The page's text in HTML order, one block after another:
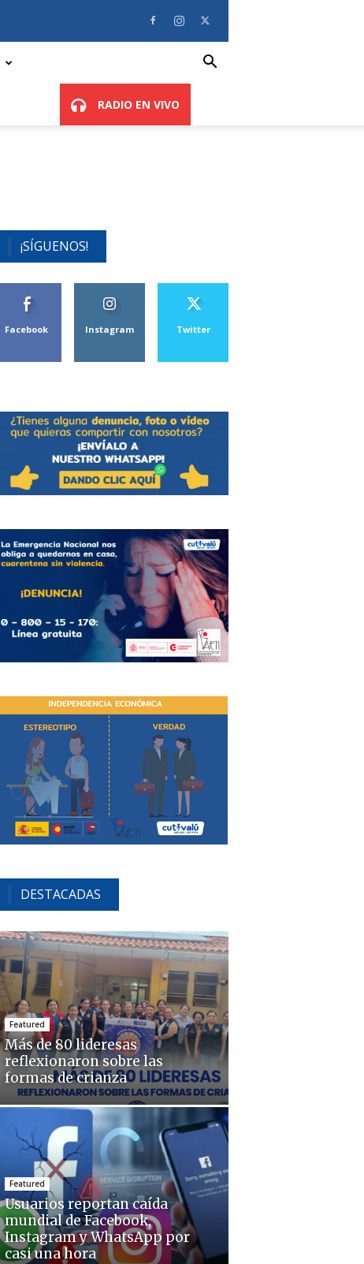
RADIO EN VIVO
¡SÍGUENOS!
DESTACADAS
Featured
Más de 80 lideresas
reflexionaron sobre las
formas de crianza
Featured
Usuarios reportan caída
mundial de Facebook,
Instagram y WhatsApp por
casi una hora